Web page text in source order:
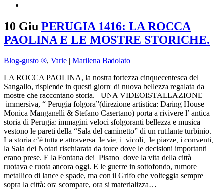
10 Giu PERUGIA 1416: LA ROCCA
PAOLINA E LE MOSTRE STORICHE.
Blog-gusto ®, Varie | Marilena Badolato
LA ROCCA PAOLINA, la nostra fortezza cinquecentesca del
Sangallo, risplende in questi giorni di nuova bellezza regalata da
mostre che raccontano storia. UNA VIDEOISTALLAZIONE
immersiva, “ Perugia folgora”(direzione artistica: Daring House
Monica Manganelli & Stefano Casertano) porta a rivivere l’ antica
storia di Perugia: immagini veloci sfolgoranti bellezza e musica
vestono le pareti della “Sala del caminetto” di un rutilante turbinio.
La storia c’è tutta e attraversa le vie, i vicoli, le piazze, i conventi,
la Sala dei Notari rischiarata da torce dove le decisioni importanti
erano prese. E la Fontana dei Pisano dove la vita della città
ruotava e ruota ancora oggi. E le guerre in sottofondo, rumore
metallico di lance e spade, ma con il Grifo che volteggia sempre
sopra la città: ora scompare, ora si materializza…